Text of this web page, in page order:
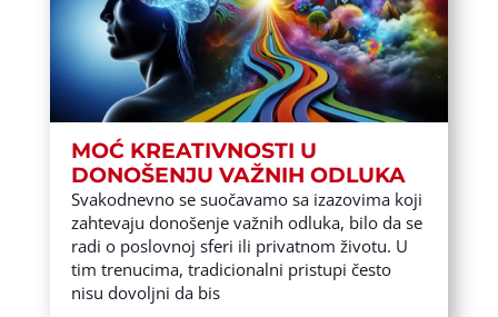
MOĆ KREATIVNOSTI U
DONOŠENJU VAŽNIH ODLUKA
Svakodnevno se suočavamo sa izazovima koji
zahtevaju donošenje važnih odluka, bilo da se
radi o poslovnoj sferi ili privatnom životu. U
tim trenucima, tradicionalni pristupi često
nisu dovoljni da bis